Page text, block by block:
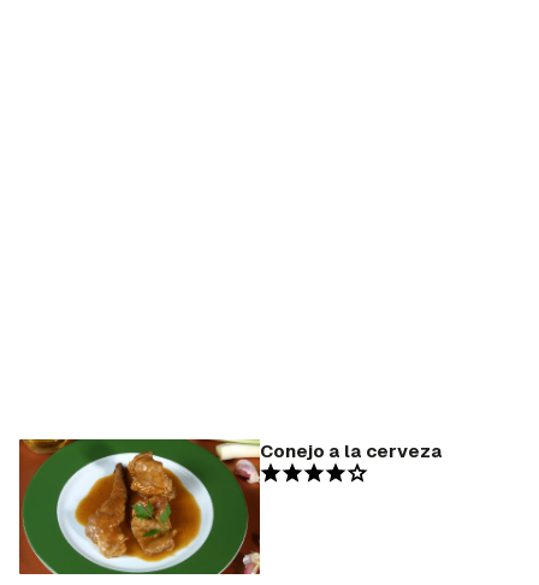
Conejo a la cerveza